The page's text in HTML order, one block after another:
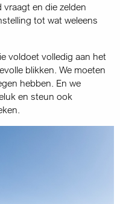
vraagt en die zelden
tot wat weleens
voldoet volledig aan het
blikken. We moeten
hebben. En we
en steun ook